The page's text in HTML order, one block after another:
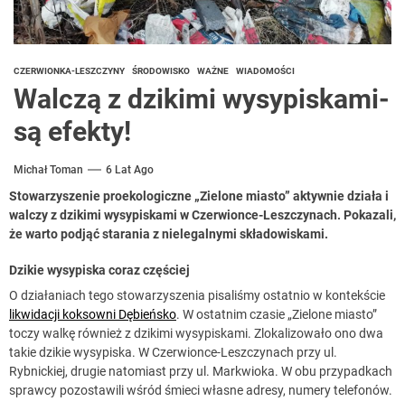
CZERWIONKA-LESZCZYNY ŚRODOWISKO WAŻNE WIADOMOŚCI
Walczą z dzikimi wysypiskami-
są efekty!
Michał Toman 6 Lat Ago
Stowarzyszenie proekologiczne „Zielone miasto” aktywnie działa i
walczy z dzikimi wysypiskami w Czerwionce-Leszczynach. Pokazali,
że warto podjąć starania z nielegalnymi składowiskami.
Dzikie wysypiska coraz częściej
O działaniach tego stowarzyszenia pisaliśmy ostatnio w kontekście
likwidacji koksowni Dębieńsko. W ostatnim czasie „Zielone miasto”
toczy walkę również z dzikimi wysypiskami. Zlokalizowało ono dwa
takie dzikie wysypiska. W Czerwionce-Leszczynach przy ul.
Rybnickiej, drugie natomiast przy ul. Markwioka. W obu przypadkach
sprawcy pozostawili wśród śmieci własne adresy, numery telefonów.